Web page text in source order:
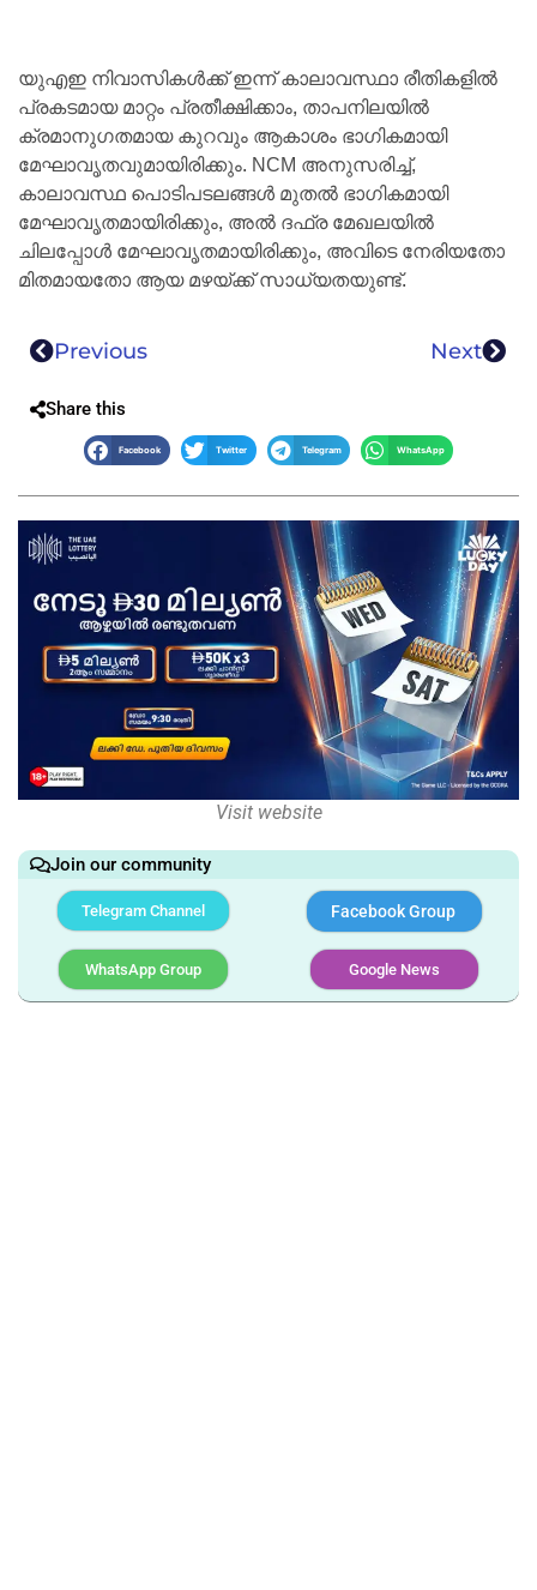
യുഎഇ നിവാസികൾക്ക് ഇന്ന് കാലാവസ്ഥാ രീതികളിൽ
പ്രകടമായ മാറ്റം പ്രതീക്ഷിക്കാം, താപനിലയിൽ
ക്രമാനുഗതമായ കുറവും ആകാശം ഭാഗികമായി
മേഘാവൃതവുമായിരിക്കും. NCM അനുസരിച്ച്,
കാലാവസ്ഥ പൊടിപടലങ്ങൾ മുതൽ ഭാഗികമായി
മേഘാവൃതമായിരിക്കും, അൽ ദഫ്ര മേഖലയിൽ
ചിലപ്പോൾ മേഘാവൃതമായിരിക്കും, അവിടെ നേരിയതോ
മിതമായതോ ആയ മഴയ്ക്ക് സാധ്യതയുണ്ട്.
Previous Next
Share this
Facebook Twitter Telegram WhatsApp
Visit website
Join our community
Telegram Channel Facebook Group
WhatsApp Group Google News